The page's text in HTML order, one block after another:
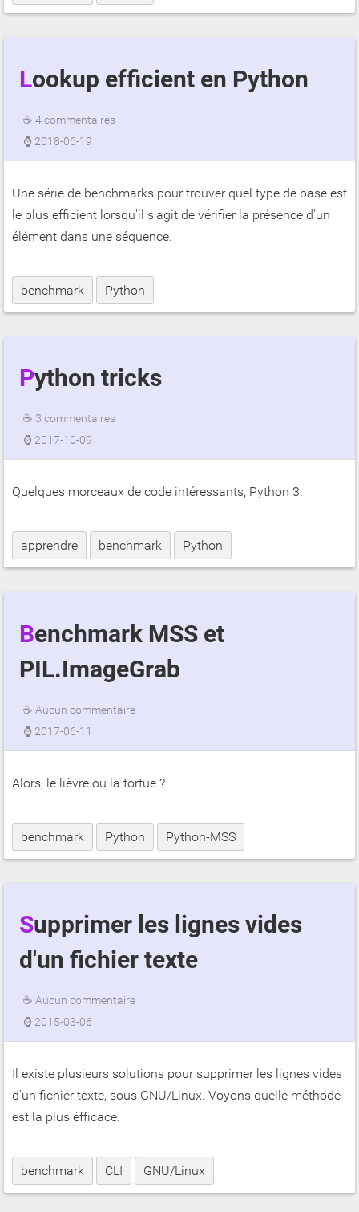
Lookup efficient en Python
☕ 4 commentaires
⌚ 2018-06-19
Une série de benchmarks pour trouver quel type de base est
le plus efficient lorsqu'il s'agit de vérifier la présence d'un
élément dans une séquence.
benchmark Python
Python tricks
☕ 3 commentaires
⌚ 2017-10-09
Quelques morceaux de code intéressants, Python 3.
apprendre benchmark Python
Benchmark MSS et
PIL.ImageGrab
☕ Aucun commentaire
⌚ 2017-06-11
Alors, le lièvre ou la tortue ?
benchmark Python Python-MSS
Supprimer les lignes vides
d'un fichier texte
☕ Aucun commentaire
⌚ 2015-03-06
Il existe plusieurs solutions pour supprimer les lignes vides
d'un fichier texte, sous GNU/Linux. Voyons quelle méthode
est la plus éfficace.
benchmark CLI GNU/Linux